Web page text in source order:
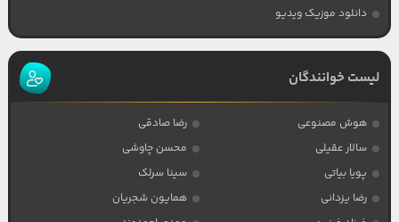
دانلود موزیک ویدیو
لیست خوانندگان
هوش مصنوعی
رضا صادقی
سالار عقیلی
محسن چاوشی
پویا بیاتی
سینا سرلک
رضا یزدانی
همایون شجریان